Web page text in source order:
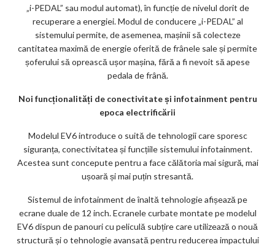
„i-PEDAL” sau modul automat), în funcție de nivelul dorit de
recuperare a energiei. Modul de conducere „i-PEDAL” al
sistemului permite, de asemenea, mașinii să colecteze
cantitatea maximă de energie oferită de frânele sale și permite
șoferului să oprească ușor mașina, fără a fi nevoit să apese
pedala de frână.
Noi funcționalități de conectivitate și infotainment pentru
epoca electrificării
Modelul EV6 introduce o suită de tehnologii care sporesc
siguranța, conectivitatea și funcțiile sistemului infotainment.
Acestea sunt concepute pentru a face călătoria mai sigură, mai
ușoară și mai puțin stresantă.
Sistemul de infotainment de înaltă tehnologie afișează pe
ecrane duale de 12 inch. Ecranele curbate montate pe modelul
EV6 dispun de panouri cu peliculă subțire care utilizează o nouă
structură și o tehnologie avansată pentru reducerea impactului